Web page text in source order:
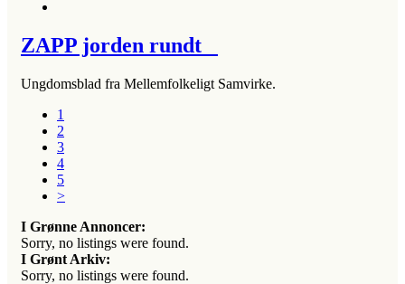
ZAPP jorden rundt
Ungdomsblad fra Mellemfolkeligt Samvirke.
1
2
3
4
5
>
I Grønne Annoncer:
Sorry, no listings were found.
I Grønt Arkiv:
Sorry, no listings were found.